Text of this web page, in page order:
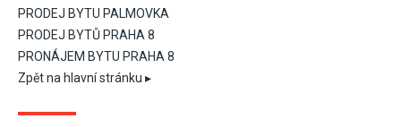
PRODEJ BYTU PALMOVKA
PRODEJ BYTŮ PRAHA 8
PRONÁJEM BYTU PRAHA 8
Zpět na hlavní stránku ▸